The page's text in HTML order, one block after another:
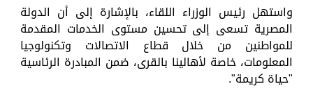
واستهل رئيس الوزراء اللقاء، بالإشارة إلى أن الدولة
المصرية تسعى إلى تحسين مستوى الخدمات المقدمة
للمواطنين من خلال قطاع الاتصالات وتكنولوجيا
المعلومات، خاصة لأهالينا بالقرى، ضمن المبادرة الرئاسية
"حياة كريمة".